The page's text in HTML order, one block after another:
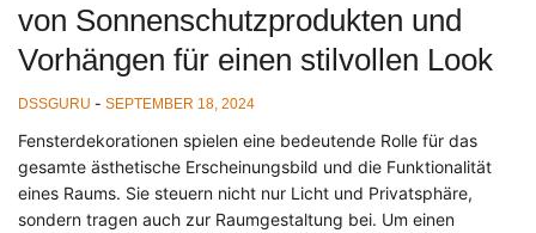
von Sonnenschutzprodukten und
Vorhängen für einen stilvollen Look
DSSGURU - SEPTEMBER 18, 2024
Fensterdekorationen spielen eine bedeutende Rolle für das
gesamte ästhetische Erscheinungsbild und die Funktionalität
eines Raums. Sie steuern nicht nur Licht und Privatsphäre,
sondern tragen auch zur Raumgestaltung bei. Um einen